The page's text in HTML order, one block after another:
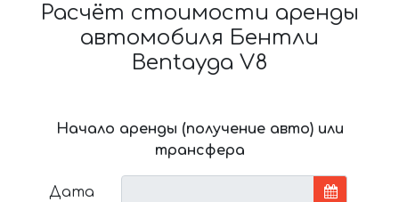
Расчёт стоимости аренды
автомобиля Бентли
Bentayga V8
Начало аренды (получение авто) или
трансфера
Дата